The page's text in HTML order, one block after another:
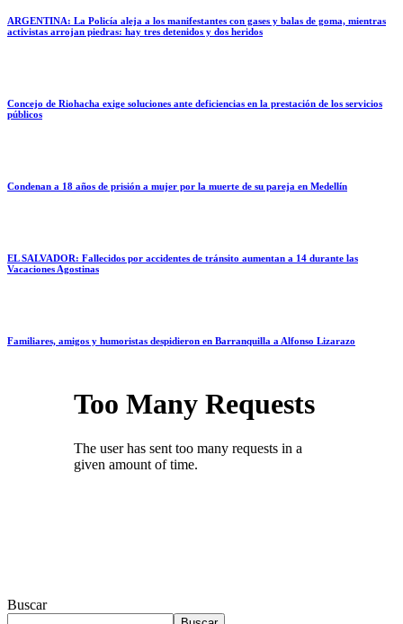
ARGENTINA: La Policía aleja a los manifestantes con gases y balas de goma, mientras
activistas arrojan piedras: hay tres detenidos y dos heridos
Concejo de Riohacha exige soluciones ante deficiencias en la prestación de los servicios
públicos
Condenan a 18 años de prisión a mujer por la muerte de su pareja en Medellín
EL SALVADOR: Fallecidos por accidentes de tránsito aumentan a 14 durante las
Vacaciones Agostinas
Familiares, amigos y humoristas despidieron en Barranquilla a Alfonso Lizarazo
Buscar